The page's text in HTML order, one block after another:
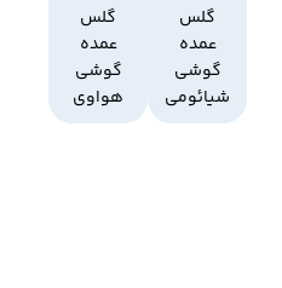
گلس
عمده
گوشی
شیائومی
گلس
عمده
گوشی
هواوی